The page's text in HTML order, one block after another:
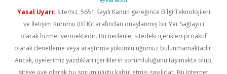
Yasal Uyarı: Sitemiz, 5651 Sayılı Kanun gereğince Bilgi Teknolojileri
ve İletişim Kurumu (BTK) tarafından onaylanmış bir Yer Sağlayıcı
olarak hizmet vermektedir. Bu nedenle, sitedeki içerikleri proaktif
olarak denetleme veya araştırma yükümlülüğümüz bulunmamaktadır.
Ancak, üyelerimiz yazdıkları içeriklerin sorumluluğunu taşımakta olup,
siteye üye olarak bu sorumluluğu kabul etmiş sayılırlar. Bu internet